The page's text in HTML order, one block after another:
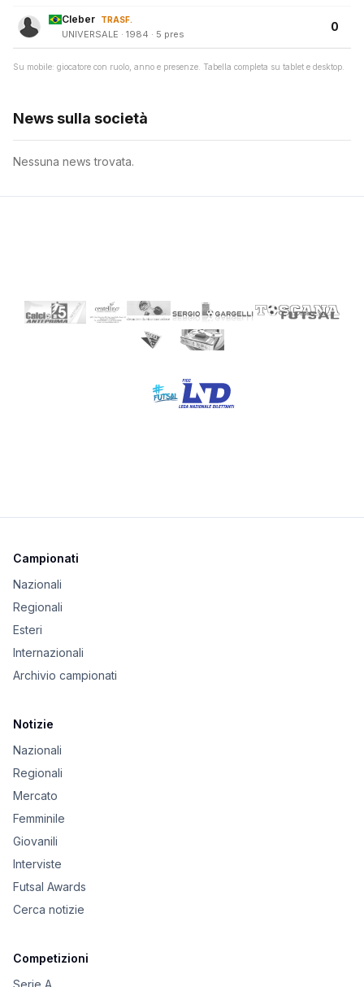
Cleber TRASF.
UNIVERSALE · 1984 · 5 pres
0
Su mobile: giocatore con ruolo, anno e presenze. Tabella completa su tablet e desktop.
News sulla società
Nessuna news trovata.
Campionati
Nazionali
Regionali
Esteri
Internazionali
Archivio campionati
Notizie
Nazionali
Regionali
Mercato
Femminile
Giovanili
Interviste
Futsal Awards
Cerca notizie
Competizioni
Serie A